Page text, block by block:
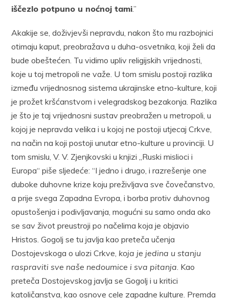
iščezlo potpuno u noćnoj tami.”
Akakije se, doživjevši nepravdu, nakon što mu razbojnici
otimaju kaput, preobražava u duha-osvetnika, koji želi da
bude obeštećen. Tu vidimo upliv religijskih vrijednosti,
koje u toj metropoli ne važe. U tom smislu postoji razlika
između vrijednosnog sistema ukrajinske etno-kulture, koji
je prožet kršćanstvom i velegradskog bezakonja. Razlika
je što je taj vrijednosni sustav preobražen u metropoli, u
kojoj je nepravda velika i u kojoj ne postoji utjecaj Crkve,
na način na koji postoji unutar etno-kulture u provinciji. U
tom smislu, V. V. Zjenjkovski u knjizi „Ruski mislioci i
Europa“ piše sljedeće: “I jedno i drugo, i razrešenje one
duboke duhovne krize koju preživljava sve čovečanstvo,
a prije svega Zapadna Evropa, i borba protiv duhovnog
opustošenja i podivljavanja, mogućni su samo onda ako
se sav život preustroji po načelima koja je objavio
Hristos. Gogolj se tu javlja kao preteča učenja
Dostojevskoga o ulozi Crkve, koja je jedina u stanju
raspraviti sve naše nedoumice i sva pitanja . Kao
preteča Dostojevskog javlja se Gogolj i u kritici
katoličanstva, kao osnove cele zapadne kulture. Premda